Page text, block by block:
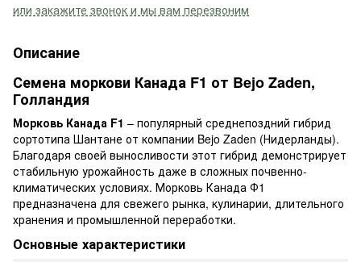
или закажите звонок и мы вам перезвоним
Описание
Семена моркови Канада F1 от Bejo Zaden,
Голландия
Морковь Канада F1 – популярный среднепоздний гибрид
сортотипа Шантане от компании Bejo Zaden (Нидерланды).
Благодаря своей выносливости этот гибрид демонстрирует
стабильную урожайность даже в сложных почвенно-
климатических условиях. Морковь Канада Ф1
предназначена для свежего рынка, кулинарии, длительного
хранения и промышленной переработки.
Основные характеристики